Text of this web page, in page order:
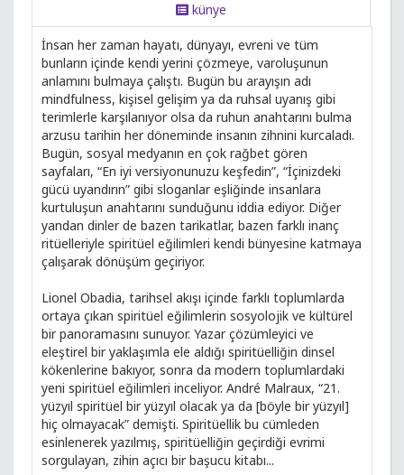
künye
İnsan her zaman hayatı, dünyayı, evreni ve tüm
bunların içinde kendi yerini çözmeye, varoluşunun
anlamını bulmaya çalıştı. Bugün bu arayışın adı
mindfulness, kişisel gelişim ya da ruhsal uyanış gibi
terimlerle karşılanıyor olsa da ruhun anahtarını bulma
arzusu tarihin her döneminde insanın zihnini kurcaladı.
Bugün, sosyal medyanın en çok rağbet gören
sayfaları, “En iyi versiyonunuzu keşfedin”, “İçinizdeki
gücü uyandırın” gibi sloganlar eşliğinde insanlara
kurtuluşun anahtarını sunduğunu iddia ediyor. Diğer
yandan dinler de bazen tarikatlar, bazen farklı inanç
ritüelleriyle spiritüel eğilimleri kendi bünyesine katmaya
çalışarak dönüşüm geçiriyor.
Lionel Obadia, tarihsel akışı içinde farklı toplumlarda
ortaya çıkan spiritüel eğilimlerin sosyolojik ve kültürel
bir panoramasını sunuyor. Yazar çözümleyici ve
eleştirel bir yaklaşımla ele aldığı spiritüelliğin dinsel
kökenlerine bakıyor, sonra da modern toplumlardaki
yeni spiritüel eğilimleri inceliyor. André Malraux, “21.
yüzyıl spiritüel bir yüzyıl olacak ya da [böyle bir yüzyıl]
hiç olmayacak” demişti. Spiritüellik bu cümleden
esinlenerek yazılmış, spiritüelliğin geçirdiği evrimi
sorgulayan, zihin açıcı bir başucu kitabı...